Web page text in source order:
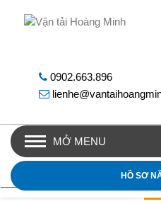
0902.663.896
MỞ MENU
HỒ SƠ